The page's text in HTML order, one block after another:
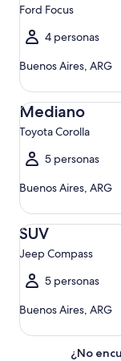
Ford Focus
4 personas
Buenos Aires, ARG
Mediano
Toyota Corolla
5 personas
Buenos Aires, ARG
Mediano Toyota
SUV
Jeep Compass
5 personas
Buenos Aires, ARG
SUV Jeep Compass
¿No